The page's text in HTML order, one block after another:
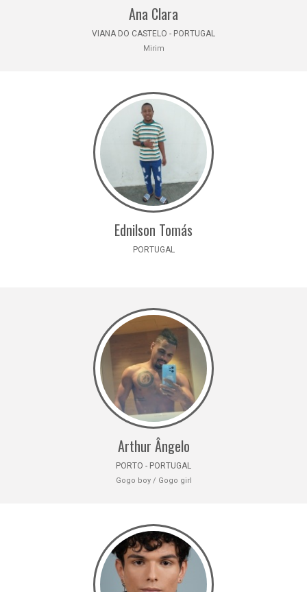
Ana Clara
VIANA DO CASTELO - PORTUGAL
Mirim
Ednilson Tomás
PORTUGAL
Arthur Ângelo
PORTO - PORTUGAL
Gogo boy / Gogo girl